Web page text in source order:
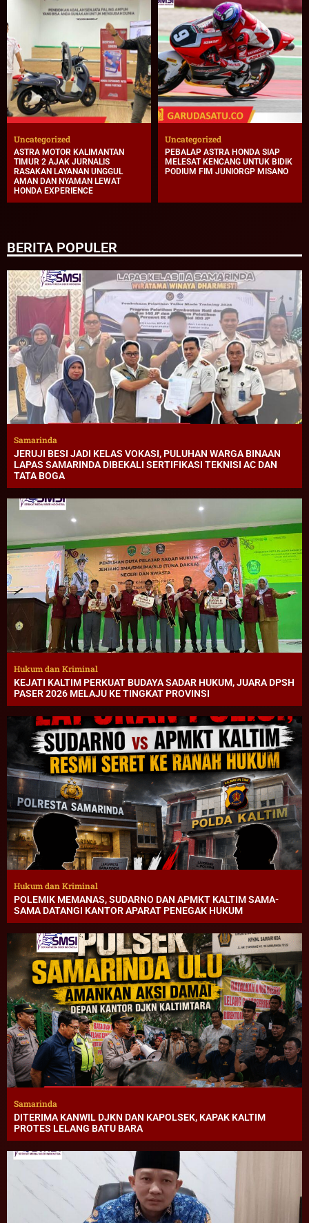
Uncategorized
ASTRA MOTOR KALIMANTAN
TIMUR 2 AJAK JURNALIS
RASAKAN LAYANAN UNGGUL
AMAN DAN NYAMAN LEWAT
HONDA EXPERIENCE
Uncategorized
PEBALAP ASTRA HONDA SIAP
MELESAT KENCANG UNTUK BIDIK
PODIUM FIM JUNIORGP MISANO
BERITA POPULER
Samarinda
JERUJI BESI JADI KELAS VOKASI, PULUHAN WARGA BINAAN
LAPAS SAMARINDA DIBEKALI SERTIFIKASI TEKNISI AC DAN
TATA BOGA
Hukum dan Kriminal
KEJATI KALTIM PERKUAT BUDAYA SADAR HUKUM, JUARA DPSH
PASER 2026 MELAJU KE TINGKAT PROVINSI
Hukum dan Kriminal
POLEMIK MEMANAS, SUDARNO DAN APMKT KALTIM SAMA-
SAMA DATANGI KANTOR APARAT PENEGAK HUKUM
Samarinda
DITERIMA KANWIL DJKN DAN KAPOLSEK, KAPAK KALTIM
PROTES LELANG BATU BARA